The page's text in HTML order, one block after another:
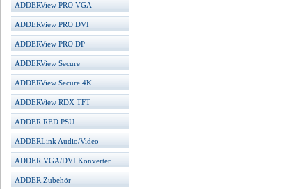
ADDERView PRO VGA
ADDERView PRO DVI
ADDERView PRO DP
ADDERView Secure
ADDERView Secure 4K
ADDERView RDX TFT
ADDER RED PSU
ADDERLink Audio/Video
ADDER VGA/DVI Konverter
ADDER Zubehör